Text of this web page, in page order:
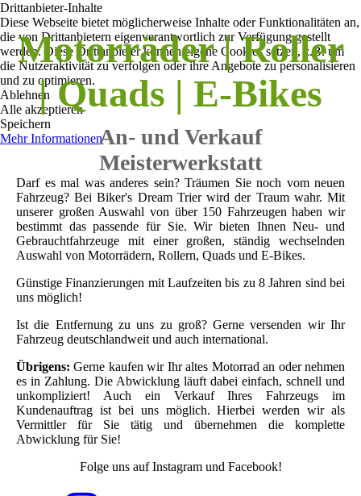
Motorräder | Roller
| Quads | E-Bikes
An- und Verkauf
Meisterwerkstatt
Darf es mal was anderes sein? Träumen Sie noch vom neuen
Fahrzeug? Bei Biker's Dream Trier wird der Traum wahr. Mit
unserer großen Auswahl von über 150 Fahrzeugen haben wir
bestimmt das passende für Sie. Wir bieten Ihnen Neu- und
Gebrauchtfahrzeuge mit einer großen, ständig wechselnden
Auswahl von Motorrädern, Rollern, Quads und E-Bikes.
Günstige Finanzierungen mit Laufzeiten bis zu 8 Jahren sind bei
uns möglich!
Ist die Entfernung zu uns zu groß? Gerne versenden wir Ihr
Fahrzeug deutschlandweit und auch international.
Übrigens: Gerne kaufen wir Ihr altes Motorrad an oder nehmen
es in Zahlung. Die Abwicklung läuft dabei einfach, schnell und
unkompliziert! Auch ein Verkauf Ihres Fahrzeugs im
Kundenauftrag ist bei uns möglich. Hierbei werden wir als
Vermittler für Sie tätig und übernehmen die komplette
Abwicklung für Sie!
Folge uns auf Instagram und Facebook!
Drittanbieter-Inhalte
Diese Webseite bietet möglicherweise Inhalte oder Funktionalitäten an,
die von Drittanbietern eigenverantwortlich zur Verfügung gestellt
werden. Diese Drittanbieter können eigene Cookies setzen, z.B. um
die Nutzeraktivität zu verfolgen oder ihre Angebote zu personalisieren
und zu optimieren.
Ablehnen
Alle akzeptieren
Speichern
Mehr Informationen